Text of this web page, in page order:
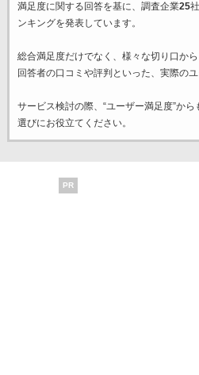
満足度に関する回答を基に、調査企業25
ンキングを発表しています。
総合満足度だけでなく、様々な切り口から
回答者の口コミや評判といった、実際の
サービス検討の際、“ユーザー満足度”から
選びにお役立てください。
PR